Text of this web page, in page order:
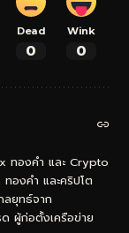
Dead
0
Wink
0
ทองคำ และ Crypto
องคำ และคริปโต
ลยุทธ์จาก
ผู้ก่อตั้งเครือข่าย